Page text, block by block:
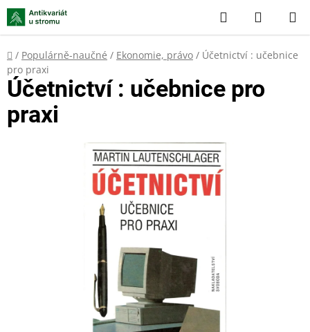
Přejít
na
obsah
Hledat
KOŠÍK
Domů
/ Populárně-naučné / Ekonomie, právo / Účetnictví : učebnice
pro praxi
Účetnictví : učebnice pro
praxi